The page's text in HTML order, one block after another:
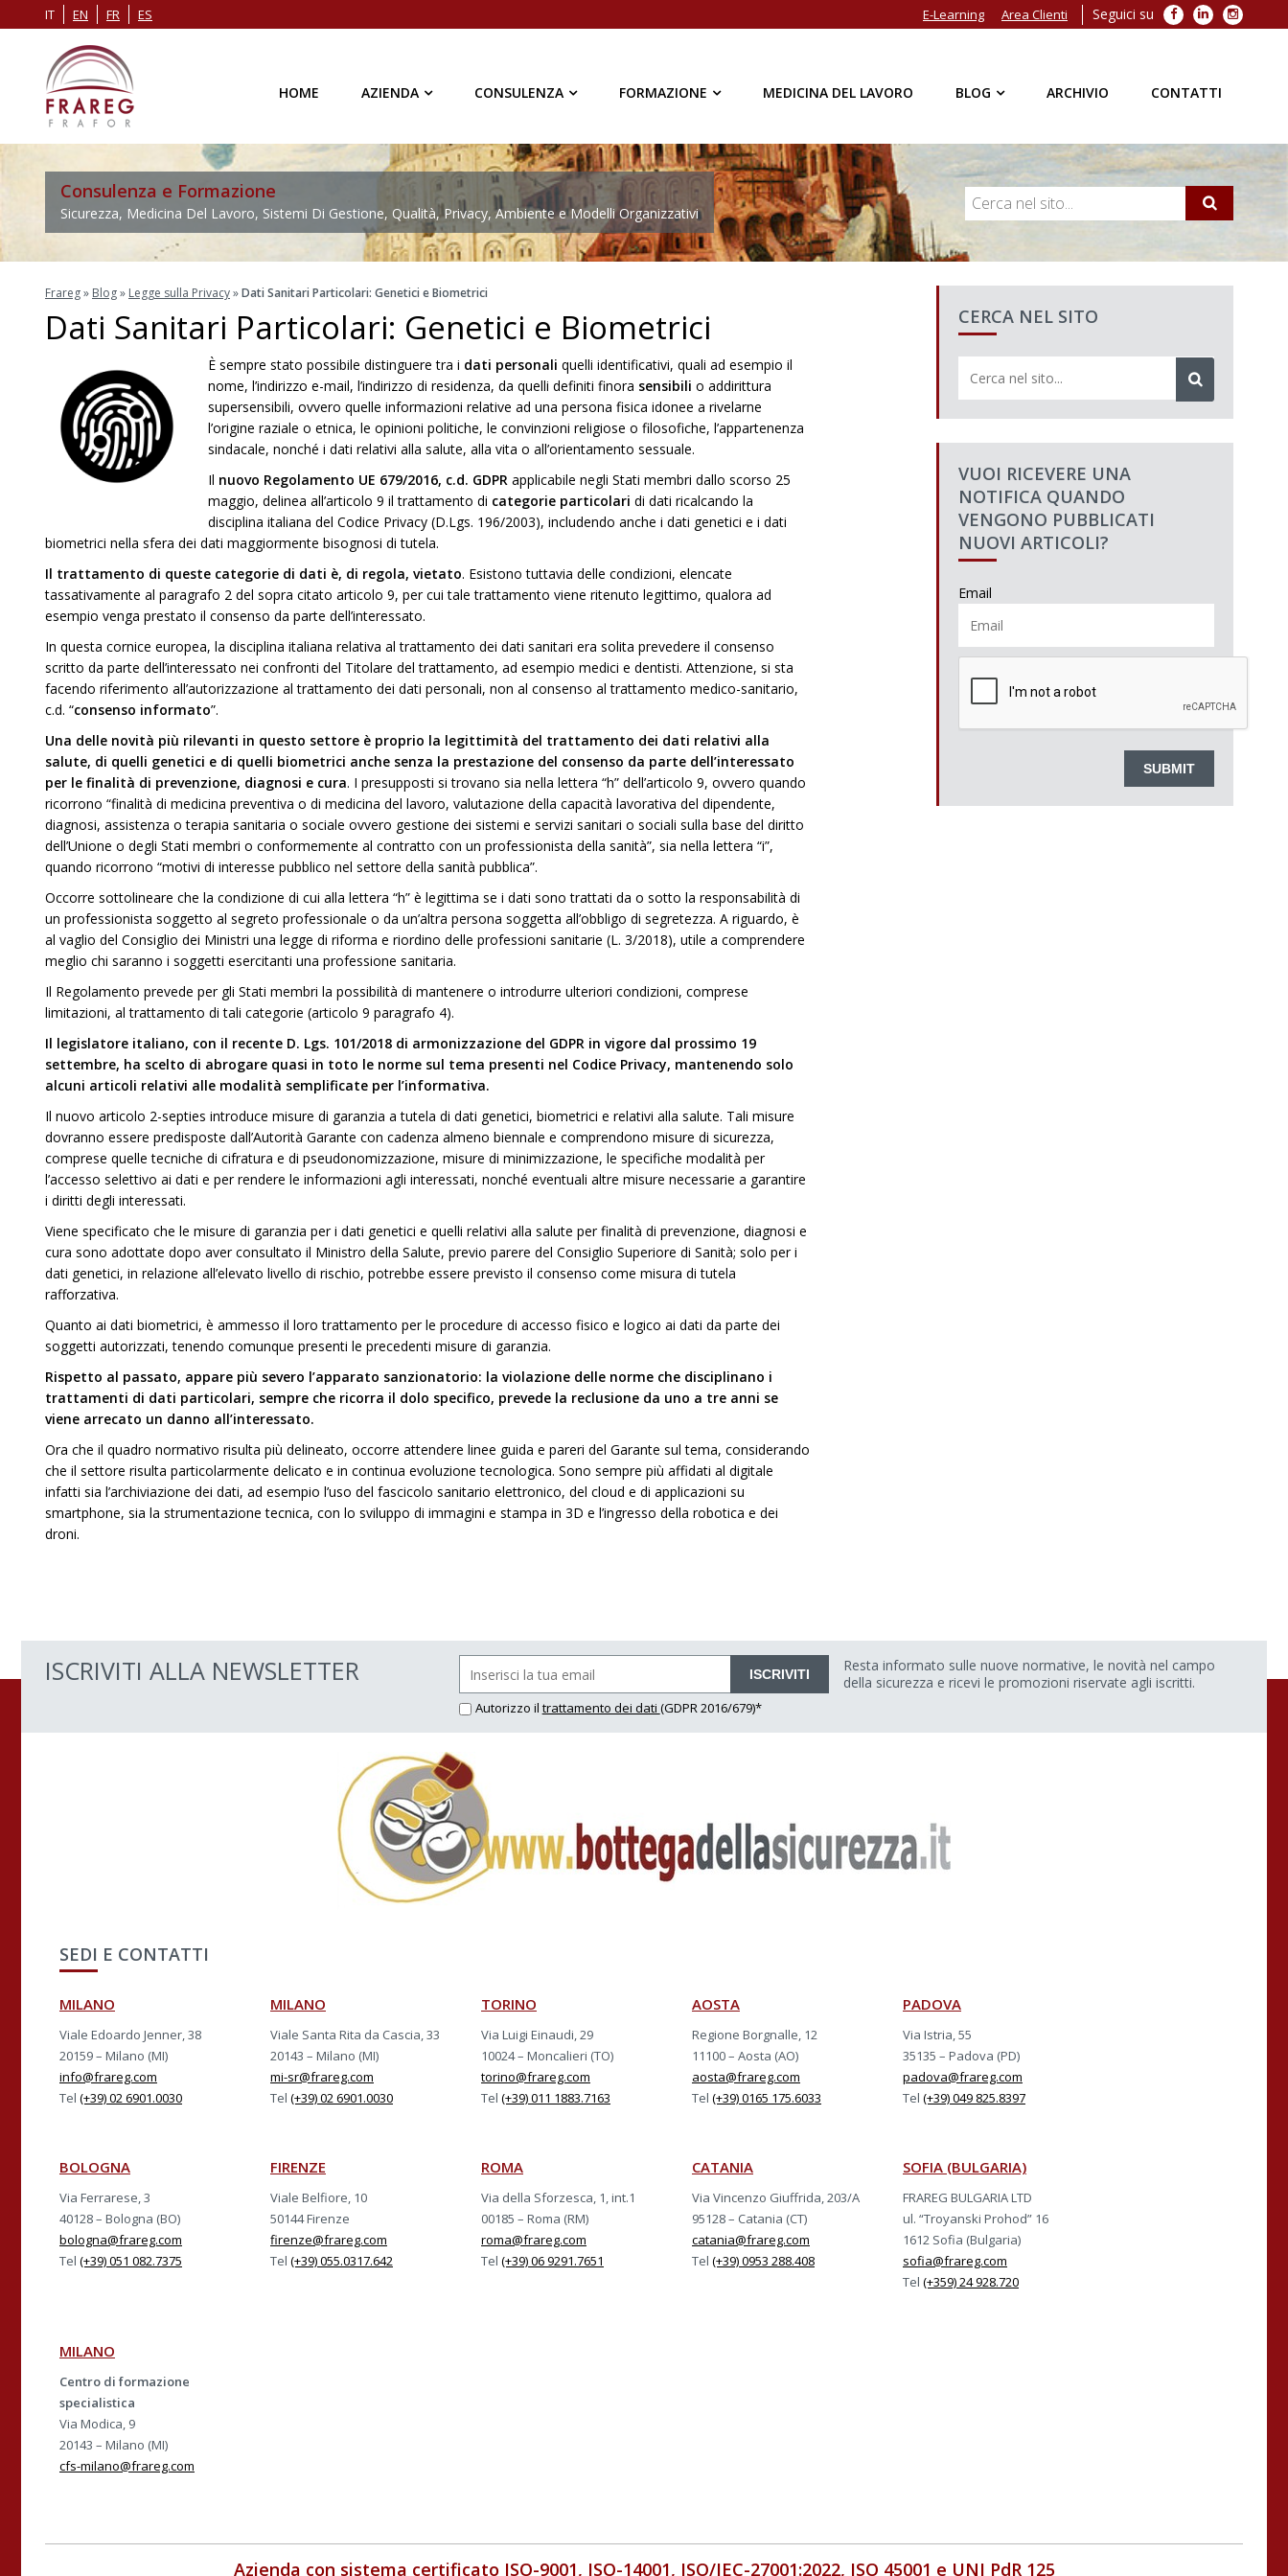
IT EN FR ES Seguici su Facebook
LinkedIn
E-Learning Area Clienti
HOME AZIENDA CONSULENZA FORMAZIONE MEDICINA DEL LAVORO BLOG ARCHIVIO CONTATTI
Consulenza e Formazione
Sicurezza, Medicina Del Lavoro, Sistemi Di Gestione, Qualità, Privacy, Ambiente e Modelli Organizzativi
Frareg» Blog» Legge sulla Privacy»Dati Sanitari Particolari: Genetici e Biometrici
Dati Sanitari Particolari: Genetici e Biometrici
È sempre stato possibile distinguere tra i dati personali quelli identificativi, quali ad esempio il
nome, l’indirizzo e-mail, l’indirizzo di residenza, da quelli definiti finora sensibili o addirittura
supersensibili, ovvero quelle informazioni relative ad una persona fisica idonee a rivelarne
l’origine raziale o etnica, le opinioni politiche, le convinzioni religiose o filosofiche, l’appartenenza
sindacale, nonché i dati relativi alla salute, alla vita o all’orientamento sessuale.
Il nuovo Regolamento UE 679/2016, c.d. GDPR applicabile negli Stati membri dallo scorso 25
maggio, delinea all’articolo 9 il trattamento di categorie particolari di dati ricalcando la
disciplina italiana del Codice Privacy (D.Lgs. 196/2003), includendo anche i dati genetici e i dati
biometrici nella sfera dei dati maggiormente bisognosi di tutela.
Il trattamento di queste categorie di dati è, di regola, vietato. Esistono tuttavia delle condizioni, elencate
tassativamente al paragrafo 2 del sopra citato articolo 9, per cui tale trattamento viene ritenuto legittimo, qualora ad
esempio venga prestato il consenso da parte dell’interessato.
In questa cornice europea, la disciplina italiana relativa al trattamento dei dati sanitari era solita prevedere il consenso
scritto da parte dell’interessato nei confronti del Titolare del trattamento, ad esempio medici e dentisti. Attenzione, si sta
facendo riferimento all’autorizzazione al trattamento dei dati personali, non al consenso al trattamento medico-sanitario,
c.d. “consenso informato”.
Una delle novità più rilevanti in questo settore è proprio la legittimità del trattamento dei dati relativi alla
salute, di quelli genetici e di quelli biometrici anche senza la prestazione del consenso da parte dell’interessato
per le finalità di prevenzione, diagnosi e cura. I presupposti si trovano sia nella lettera “h” dell’articolo 9, ovvero quando
ricorrono “finalità di medicina preventiva o di medicina del lavoro, valutazione della capacità lavorativa del dipendente,
diagnosi, assistenza o terapia sanitaria o sociale ovvero gestione dei sistemi e servizi sanitari o sociali sulla base del diritto
dell’Unione o degli Stati membri o conformemente al contratto con un professionista della sanità”, sia nella lettera “i”,
quando ricorrono “motivi di interesse pubblico nel settore della sanità pubblica”.
Occorre sottolineare che la condizione di cui alla lettera “h” è legittima se i dati sono trattati da o sotto la responsabilità di
un professionista soggetto al segreto professionale o da un’altra persona soggetta all’obbligo di segretezza. A riguardo, è
al vaglio del Consiglio dei Ministri una legge di riforma e riordino delle professioni sanitarie (L. 3/2018), utile a comprendere
meglio chi saranno i soggetti esercitanti una professione sanitaria.
Il Regolamento prevede per gli Stati membri la possibilità di mantenere o introdurre ulteriori condizioni, comprese
limitazioni, al trattamento di tali categorie (articolo 9 paragrafo 4).
Il legislatore italiano, con il recente D. Lgs. 101/2018 di armonizzazione del GDPR in vigore dal prossimo 19
settembre, ha scelto di abrogare quasi in toto le norme sul tema presenti nel Codice Privacy, mantenendo solo
alcuni articoli relativi alle modalità semplificate per l’informativa.
Il nuovo articolo 2-septies introduce misure di garanzia a tutela di dati genetici, biometrici e relativi alla salute. Tali misure
dovranno essere predisposte dall’Autorità Garante con cadenza almeno biennale e comprendono misure di sicurezza,
comprese quelle tecniche di cifratura e di pseudonomizzazione, misure di minimizzazione, le specifiche modalità per
l’accesso selettivo ai dati e per rendere le informazioni agli interessati, nonché eventuali altre misure necessarie a garantire
i diritti degli interessati.
Viene specificato che le misure di garanzia per i dati genetici e quelli relativi alla salute per finalità di prevenzione, diagnosi e
cura sono adottate dopo aver consultato il Ministro della Salute, previo parere del Consiglio Superiore di Sanità; solo per i
dati genetici, in relazione all’elevato livello di rischio, potrebbe essere previsto il consenso come misura di tutela
rafforzativa.
Quanto ai dati biometrici, è ammesso il loro trattamento per le procedure di accesso fisico e logico ai dati da parte dei
soggetti autorizzati, tenendo comunque presenti le precedenti misure di garanzia.
Rispetto al passato, appare più severo l’apparato sanzionatorio: la violazione delle norme che disciplinano i
trattamenti di dati particolari, sempre che ricorra il dolo specifico, prevede la reclusione da uno a tre anni se
viene arrecato un danno all’interessato.
Ora che il quadro normativo risulta più delineato, occorre attendere linee guida e pareri del Garante sul tema, considerando
che il settore risulta particolarmente delicato e in continua evoluzione tecnologica. Sono sempre più affidati al digitale
infatti sia l’archiviazione dei dati, ad esempio l’uso del fascicolo sanitario elettronico, del cloud e di applicazioni su
smartphone, sia la strumentazione tecnica, con lo sviluppo di immagini e stampa in 3D e l’ingresso della robotica e dei
droni.
CERCA NEL SITO
VUOI RICEVERE UNA
NOTIFICA QUANDO
VENGONO PUBBLICATI
NUOVI ARTICOLI?
Email
ISCRIVITI ALLA NEWSLETTER ISCRIVITI
Autorizzo il trattamento dei dati (GDPR 2016/679)*
Resta informato sulle nuove normative, le novità nel campo
della sicurezza e ricevi le promozioni riservate agli iscritti.
SEDI E CONTATTI
MILANO
Viale Edoardo Jenner, 38
20159 – Milano (MI)
info@frareg.com
Tel (+39) 02 6901.0030
MILANO
Viale Santa Rita da Cascia, 33
20143 – Milano (MI)
mi-sr@frareg.com
Tel (+39) 02 6901.0030
TORINO
Via Luigi Einaudi, 29
10024 – Moncalieri (TO)
torino@frareg.com
Tel (+39) 011 1883.7163
AOSTA
Regione Borgnalle, 12
11100 – Aosta (AO)
aosta@frareg.com
Tel (+39) 0165 175.6033
PADOVA
Via Istria, 55
35135 – Padova (PD)
padova@frareg.com
Tel (+39) 049 825.8397
BOLOGNA
Via Ferrarese, 3
40128 – Bologna (BO)
bologna@frareg.com
Tel (+39) 051 082.7375
FIRENZE
Viale Belfiore, 10
50144 Firenze
firenze@frareg.com
Tel (+39) 055.0317.642
ROMA
Via della Sforzesca, 1, int.1
00185 – Roma (RM)
roma@frareg.com
Tel (+39) 06 9291.7651
CATANIA
Via Vincenzo Giuffrida, 203/A
95128 – Catania (CT)
catania@frareg.com
Tel (+39) 0953 288.408
SOFIA (BULGARIA)
FRAREG BULGARIA LTD
ul. “Troyanski Prohod” 16
1612 Sofia (Bulgaria)
sofia@frareg.com
Tel (+359) 24 928.720
MILANO
Centro di formazione
specialistica
Via Modica, 9
20143 – Milano (MI)
cfs-milano@frareg.com
Azienda con sistema certificato ISO-9001, ISO-14001, ISO/IEC-27001:2022, ISO 45001 e UNI PdR 125